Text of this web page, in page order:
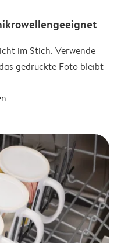
im Stich. Verwende
gedruckte Foto bleibt